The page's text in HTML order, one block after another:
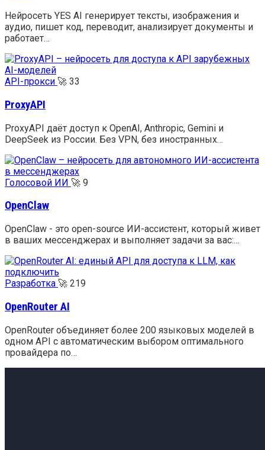
Нейросеть YES AI генерирует тексты, изображения и
аудио, пишет код, переводит, анализирует документы и
работает…
API-прокси 🚀 33
ProxyAPI
ProxyAPI даёт доступ к OpenAI, Anthropic, Gemini и
DeepSeek из России. Без VPN, без иностранных…
Голосовой ИИ 🚀 9
OpenClaw
OpenClaw - это open-source ИИ-ассистент, который живет
в ваших мессенджерах и выполняет задачи за вас:…
Разработка 🚀 219
OpenRouter AI
OpenRouter объединяет более 200 языковых моделей в
одном API с автоматическим выбором оптимального
провайдера по…